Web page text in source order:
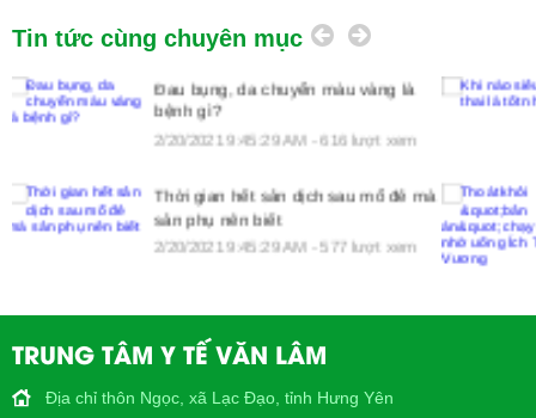
Tin tức cùng chuyên mục
Khi nào siêu âm thai là tốt nhất?
2/20/2021 9:45:29 AM - 234 lượt xem
Thoát khỏi &quot;bản án&quot; chạy
thận nhờ uống Ích Thận Vương
2/20/2021 9:45:29 AM - 218 lượt xem
TRUNG TÂM Y TẾ VĂN LÂM
Địa chỉ thôn Ngọc, xã Lạc Đạo, tỉnh Hưng Yên